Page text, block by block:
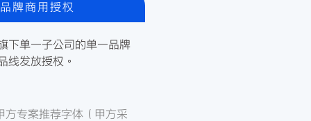
牌商用授权
下单一子公司的单一品牌
线发放授权。
方专案推荐字体（甲方采